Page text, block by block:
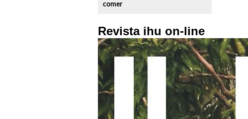
comer
Revista ihu on-line